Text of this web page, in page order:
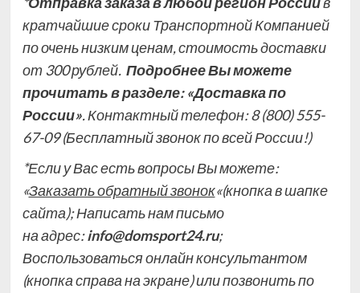
кратчайшие сроки Транспортной Компанией
по очень низким ценам, стоимость доставки
от 300 рублей. Подробнее Вы можете
прочитать в разделе: «Доставка по
России». Контактный телефон: 8 (800) 555-
67-09(Бесплатный звонок по всей России!)
*Если у Вас есть вопросы Вы можете:
«Заказать обратный звонок«(кнопка в шапке
сайта); Написать нам письмо
наадрес:info@domsport24.ru;
Воспользоватьсяонлайн консультантом
(кнопка справа на экране)или позвонить по